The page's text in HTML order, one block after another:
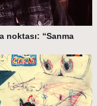
noktası: “Sanma